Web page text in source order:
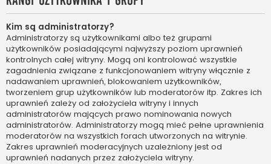
Kim są administratorzy?
Administratorzy są użytkownikami albo też grupami
użytkowników posiadającymi najwyższy poziom uprawnień
kontrolnych całej witryny. Mogą oni kontrolować wszystkie
zagadnienia związane z funkcjonowaniem witryny włącznie z
nadawaniem uprawnień, blokowaniem użytkowników,
tworzeniem grup użytkowników lub moderatorów itp. Zakres ich
uprawnień zależy od założyciela witryny i innych
administratorów mających prawo nominowania nowych
administratorów. Administratorzy mogą mieć pełne uprawnienia
moderatorów na wszystkich forach utworzonych na witrynie.
Zakres uprawnień moderacyjnych uzależniony jest od
uprawnień nadanych przez założyciela witryny.